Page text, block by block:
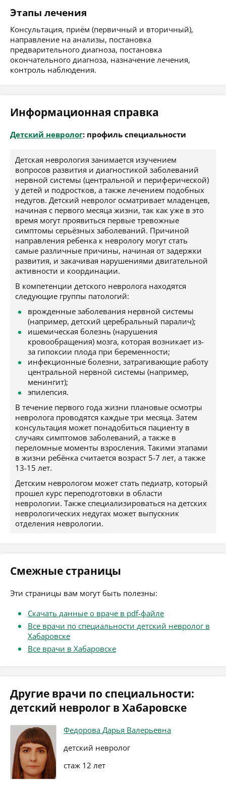
Этапы лечения
Консультация, приём (первичный и вторичный),
направление на анализы, постановка
предварительного диагноза, постановка
окончательного диагноза, назначение лечения,
контроль наблюдения.
Информационная справка
Детский невролог: профиль специальности
Детская неврология занимается изучением
вопросов развития и диагностикой заболеваний
нервной системы (центральной и периферической)
у детей и подростков, а также лечением подобных
недугов. Детский невролог осматривает младенцев,
начиная с первого месяца жизни, так как уже в это
время могут проявиться первые тревожные
симптомы серьёзных заболеваний. Причиной
направления ребенка к неврологу могут стать
самые различные причины, начиная от задержки
развития, и закачивая нарушениями двигательной
активности и координации.
В компетенции детского невролога находятся
следующие группы патологий:
врожденные заболевания нервной системы
(например, детский церебральный паралич);
ишемическая болезнь (нарушения
кровообращения) мозга, которая возникает из-
за гипоксии плода при беременности;
инфекционные болезни, затрагивающие работу
центральной нервной системы (например,
менингит);
эпилепсия.
В течение первого года жизни плановые осмотры
невролога проводятся каждые три месяца. Затем
консультация может понадобиться пациенту в
случаях симптомов заболеваний, а также в
переломные моменты взросления. Такими этапами
в жизни ребёнка считается возраст 5-7 лет, а также
13-15 лет.
Детским неврологом может стать педиатр, который
прошел курс переподготовки в области
неврологии. Также специализироваться на детских
неврологических недугах может выпускник
отделения неврологии.
Смежные страницы
Эти страницы вам могут быть полезны:
Скачать данные о враче в pdf-файле
Все врачи по специальности детский невролог в
Хабаровске
Все врачи в Хабаровске
Другие врачи по специальности:
детский невролог в Хабаровске
Федорова Дарья Валерьевна
детский невролог
стаж 12 лет